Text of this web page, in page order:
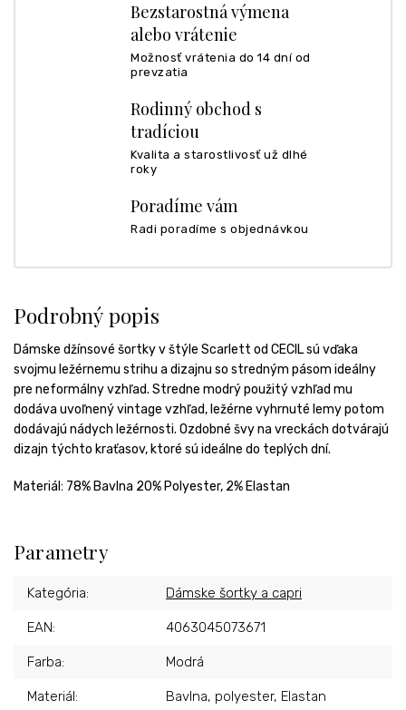
Bezstarostná výmena
alebo vrátenie
Možnosť vrátenia do 14 dní od
prevzatia
Rodinný obchod s
tradíciou
Kvalita a starostlivosť už dlhé
roky
Poradíme vám
Radi poradíme s objednávkou
Podrobný popis
Dámske džínsové šortky v štýle Scarlett od CECIL sú vďaka
svojmu ležérnemu strihu a dizajnu so stredným pásom ideálny
pre neformálny vzhľad. Stredne modrý použitý vzhľad mu
dodáva uvoľnený vintage vzhľad, ležérne vyhrnuté lemy potom
dodávajú nádych ležérnosti. Ozdobné švy na vreckách dotvárajú
dizajn týchto kraťasov, ktoré sú ideálne do teplých dní.
Materiál: 78% Bavlna 20% Polyester, 2% Elastan
Parametry
Kategória: Dámske šortky a capri
EAN: 4063045073671
Farba: Modrá
Materiál: Bavlna, polyester, Elastan